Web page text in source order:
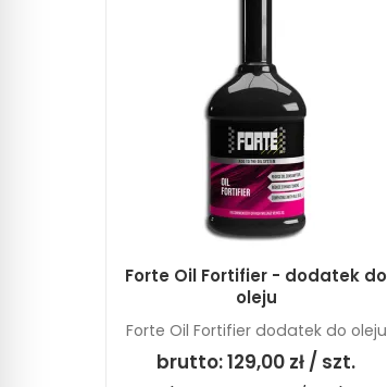
Forte Oil Fortifier - dodatek do
oleju
Forte Oil Fortifier dodatek do oleju
brutto:129,00 zł / szt.